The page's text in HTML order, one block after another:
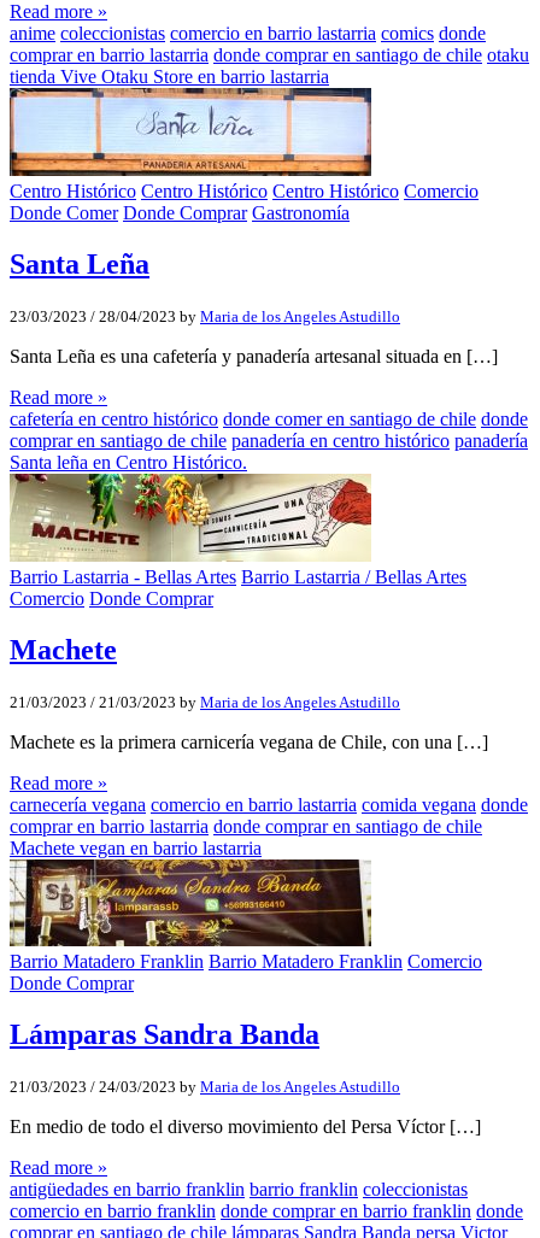
Read more »
anime coleccionistas comercio en barrio lastarria comics donde
comprar en barrio lastarria donde comprar en santiago de chile otaku
tienda Vive Otaku Store en barrio lastarria
Centro Histórico Centro Histórico Centro Histórico Comercio
Donde Comer Donde Comprar Gastronomía
Santa Leña
23/03/2023 / 28/04/2023 by Maria de los Angeles Astudillo
Santa Leña es una cafetería y panadería artesanal situada en […]
Read more »
cafetería en centro histórico donde comer en santiago de chile donde
comprar en santiago de chile panadería en centro histórico panadería
Santa leña en Centro Histórico.
Barrio Lastarria - Bellas Artes Barrio Lastarria / Bellas Artes
Comercio Donde Comprar
Machete
21/03/2023 / 21/03/2023 by Maria de los Angeles Astudillo
Machete es la primera carnicería vegana de Chile, con una […]
Read more »
carnecería vegana comercio en barrio lastarria comida vegana donde
comprar en barrio lastarria donde comprar en santiago de chile
Machete vegan en barrio lastarria
Barrio Matadero Franklin Barrio Matadero Franklin Comercio
Donde Comprar
Lámparas Sandra Banda
21/03/2023 / 24/03/2023 by Maria de los Angeles Astudillo
En medio de todo el diverso movimiento del Persa Víctor […]
Read more »
antigüedades en barrio franklin barrio franklin coleccionistas
comercio en barrio franklin donde comprar en barrio franklin donde
comprar en santiago de chile lámparas Sandra Banda persa Victor